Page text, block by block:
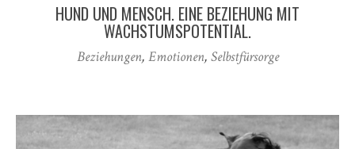
HUND UND MENSCH. EINE BEZIEHUNG MIT
WACHSTUMSPOTENTIAL.
Beziehungen, Emotionen, Selbstfürsorge